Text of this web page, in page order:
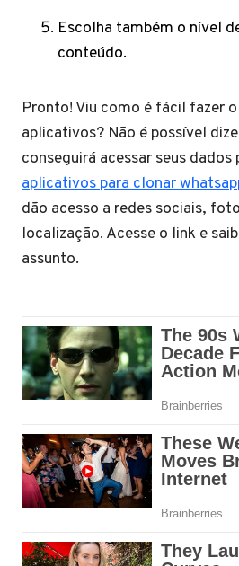
Escolha também o nível
conteúdo.
Pronto! Viu como é fácil fazer
aplicativos? Não é possível
conseguirá acessar seus dados
aplicativos para clonar
dão acesso a redes sociais,
localização. Acesse o link e
assunto.